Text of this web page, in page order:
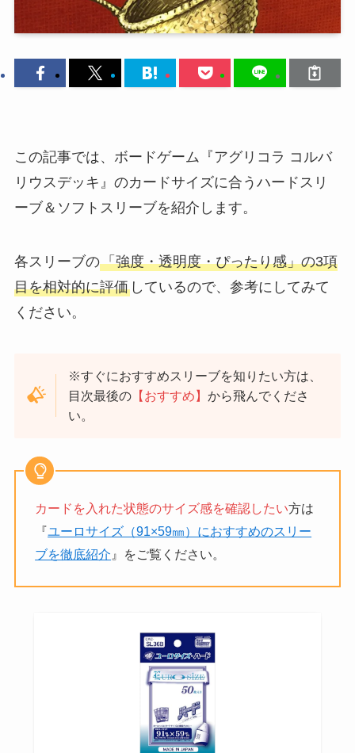
この記事では、ボードゲーム『アグリコラ コルバ
リウスデッキ』のカードサイズに合うハードスリ
ーブ＆ソフトスリーブを紹介します。
各スリーブの「強度・透明度・ぴったり感」の3項
目を相対的に評価しているので、参考にしてみて
ください。
※すぐにおすすめスリーブを知りたい方は、
目次最後の 【おすすめ】から飛んでくださ
い。
カードを入れた状態のサイズ感を確認したい方は
『ユーロサイズ（91×59㎜）におすすめのスリー
ブを徹底紹介 』をご覧ください。